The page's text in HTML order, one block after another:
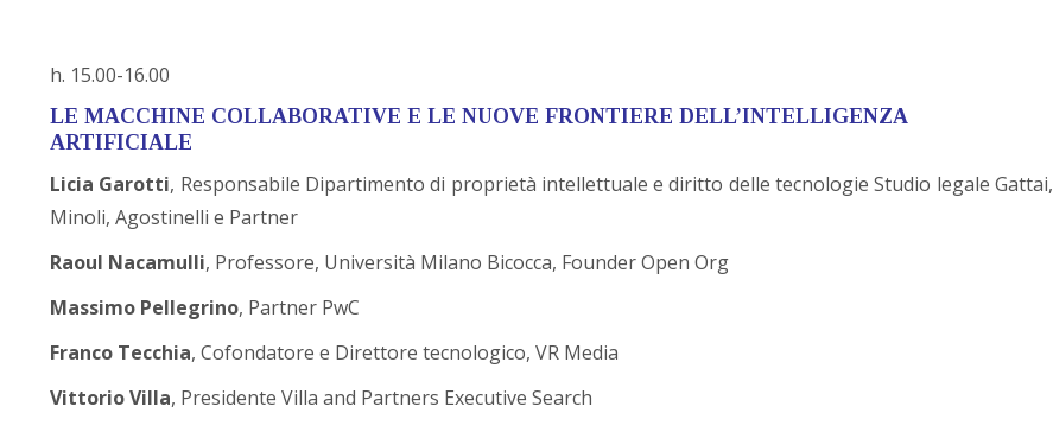
h. 15.00-16.00
LE MACCHINE COLLABORATIVE E LE NUOVE FRONTIERE DELL’INTELLIGENZA
ARTIFICIALE
Licia Garotti, Responsabile Dipartimento di proprietà intellettuale e diritto delle tecnologie Studio legale Gattai,
Minoli, Agostinelli e Partner
Raoul Nacamulli, Professore, Università Milano Bicocca, Founder Open Org
Massimo Pellegrino, Partner PwC
Franco Tecchia, Cofondatore e Direttore tecnologico, VR Media
Vittorio Villa, Presidente Villa and Partners Executive Search